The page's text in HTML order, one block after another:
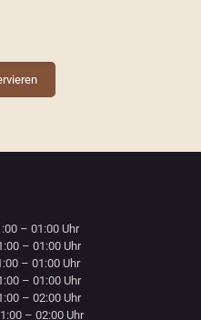
– 01:00 Uhr
– 01:00 Uhr
– 01:00 Uhr
– 01:00 Uhr
– 02:00 Uhr
– 02:00 Uhr